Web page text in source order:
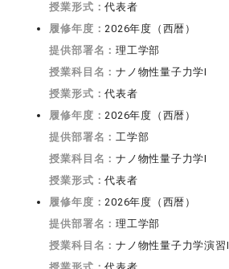
授業形式：代表者
履修年度：2026年度（西暦）
提供部署名：理工学部
授業科目名：ナノ物性量子力学I
授業形式：代表者
履修年度：2026年度（西暦）
提供部署名：工学部
授業科目名：ナノ物性量子力学I
授業形式：代表者
履修年度：2026年度（西暦）
提供部署名：理工学部
授業科目名：ナノ物性量子力学演習I